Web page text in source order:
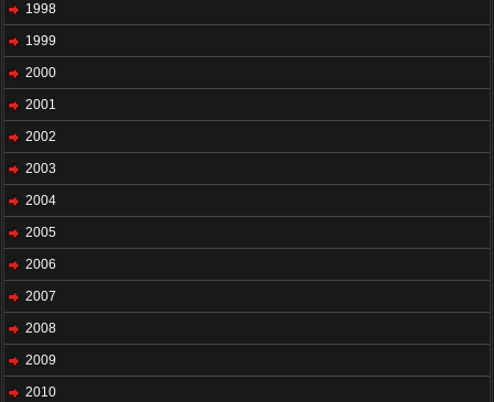
1998
1999
2000
2001
2002
2003
2004
2005
2006
2007
2008
2009
2010